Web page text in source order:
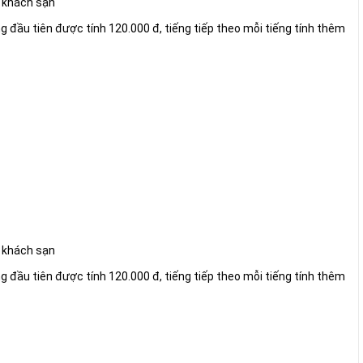
sạn
đầu tiên được tính 120.000 đ, tiếng tiếp theo mỗi tiếng tính thêm
sạn
đầu tiên được tính 120.000 đ, tiếng tiếp theo mỗi tiếng tính thêm